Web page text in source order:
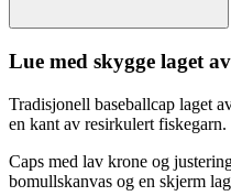
Lue med skygge laget
Tradisjonell baseballcap laget
en kant av resirkulert fiskegarn.
Caps med lav krone og
bomullskanvas og en skjerm